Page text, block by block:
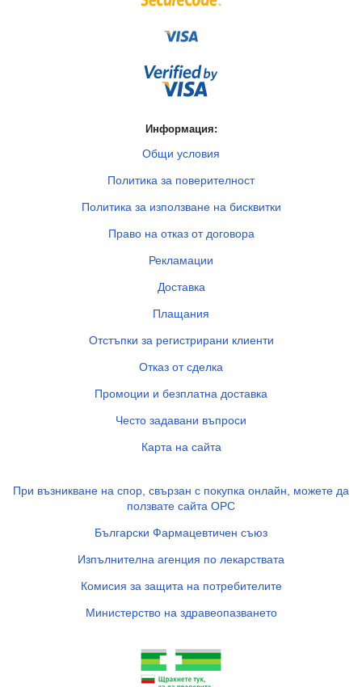
Информация:
Общи условия
Политика за поверителност
Политика за използване на бисквитки
Право на отказ от договора
Рекламации
Доставка
Плащания
Отстъпки за регистрирани клиенти
Отказ от сделка
Промоции и безплатна доставка
Често задавани въпроси
Карта на сайта
При възникване на спор, свързан с покупка онлайн, можете да
ползвате сайта ОРС
Български Фармацевтичен съюз
Изпълнителна агенция по лекарствата
Комисия за защита на потребителите
Министерство на здравеопазването